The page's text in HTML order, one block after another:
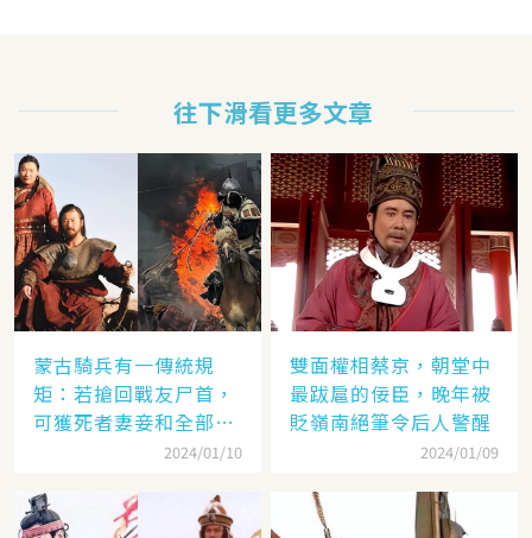
往下滑看更多文章
蒙古騎兵有一傳統規
矩：若搶回戰友尸首，
可獲死者妻妾和全部牲
2024/01/10
雙面權相蔡京，朝堂中
最跋扈的佞臣，晚年被
貶嶺南絕筆令后人警醒
2024/01/09